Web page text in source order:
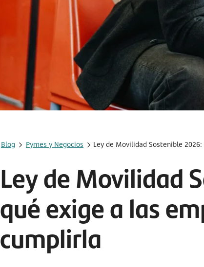
Blog Pymes y Negocios Ley de Movilidad Sostenible
Ley de Movilidad
qué exige a las
cumplirla